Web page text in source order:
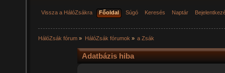
Vissza a HálóZsákra Főoldal Súgó Keresés Naptár
HálóZsák fórum » HálóZsák fórumok » a Zsák
Adatbázis hiba